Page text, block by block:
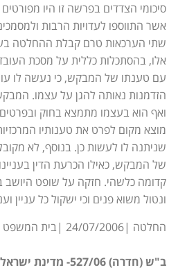
סיכומי הצדדים בפרשה זו היו
אשר התווספו לעדויות הרבות
שתי הערכאות טרם קבלת ההחלטה
אלו, בהסתכלות כללית על מסכת
עם טענתו של המבקש, כי נעשה לו
הזדמנות נאותה להגן על עצמו. המבקש
ואף הוא בעצמו מתמצא בחוק
מוצא מקום לפרט את טענותיו
שניתנה לו לעשות כן. בנוסף, לא
של המבקש, כאילו הכרעת הדין
קדומה כלשהי. חזקה על שופט היושב
ונטול משוא פנים וכי ישקול כל עניין
החלטה |24/07/2006 |בית המשפט העליון
ב"ש (חדרה) 527/06-